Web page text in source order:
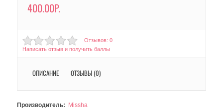
400.00Р.
Отзывов: 0
Написать отзыв и получить баллы
ОПИСАНИЕ ОТЗЫВЫ (0)
Производитель:
Missha